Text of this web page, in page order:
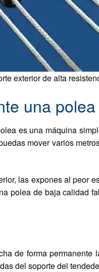
exterior de alta
una
es una máquina
mover varios
las expones al peor
polea de baja calidad
de forma
del soporte del